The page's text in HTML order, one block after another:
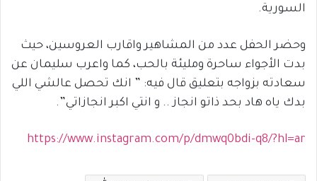
السورية.
وحضر الحفل عدد من المشاهير واقارب العروسين، حيث
بدت الأجواء ساحرة ومليئة بالحب، كما واعرب سليمان عن
سعادته بزواجه بتعليق قال فيه: ” انك تحصل عالشي اللي
بدك ياه هاد بحد ذاتو انجاز .. و انتي اكبر انجازاتي”.
https://www.instagram.com/p/dmwq0bdi-q8/?hl=ar